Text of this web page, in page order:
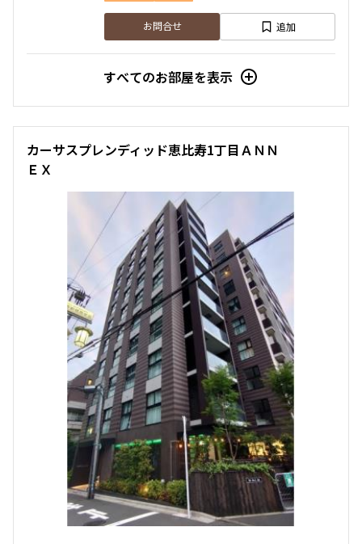
お問合せ 追加
すべてのお部屋を表示
カーサスプレンディッド恵比寿1丁目ＡＮＮ
ＥＸ